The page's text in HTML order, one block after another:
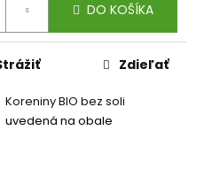
DO KOŠÍKA
Koreniny BIO bez soli
uvedená na obale
Zdieľať